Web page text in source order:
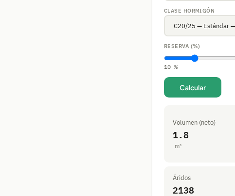
CLASE HORMIGÓN
RESERVA (%)
10 %
Calcular
Volumen (neto)
1.8
m³
Áridos
2138